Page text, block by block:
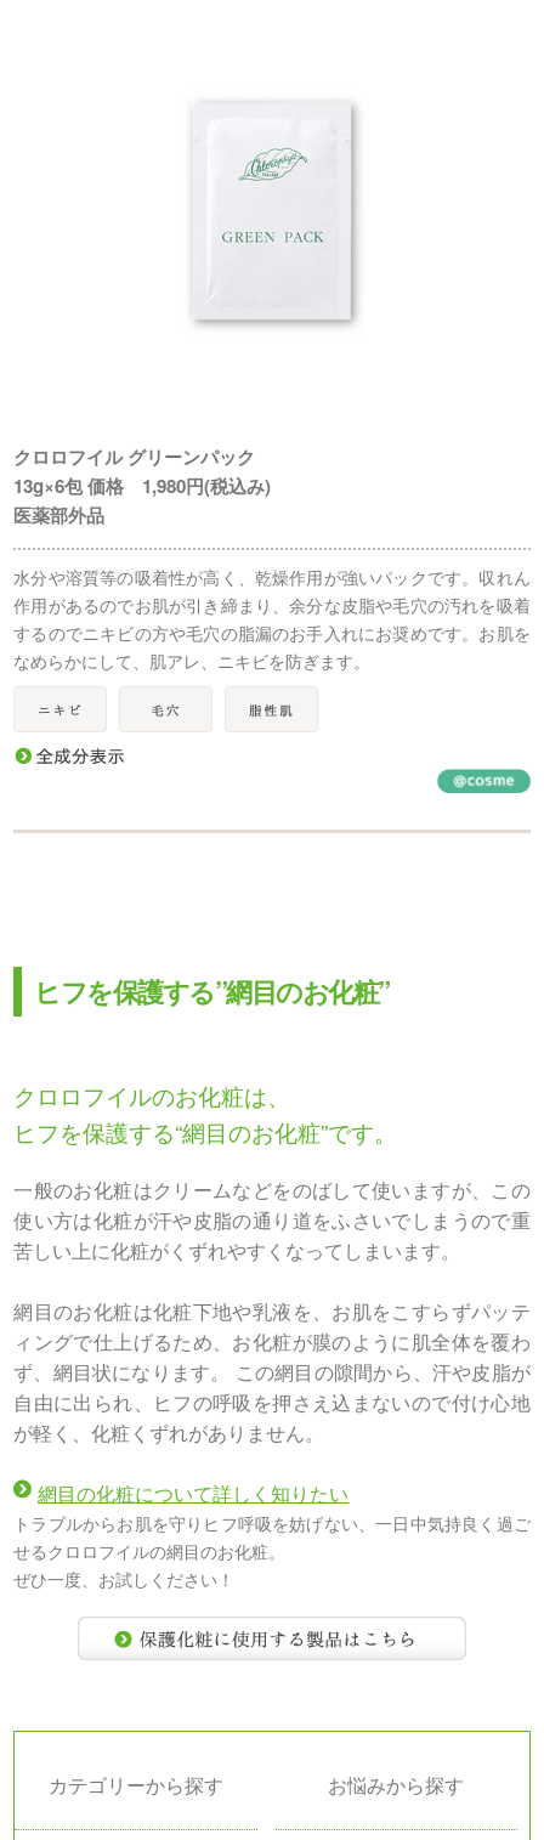
クロロフイル グリーンパック
13g×6包 価格 1,980円(税込み)
医薬部外品
水分や溶質等の吸着性が高く、乾燥作用が強いパックです。収れん
作用があるのでお肌が引き締まり、余分な皮脂や毛穴の汚れを吸着
するのでニキビの方や毛穴の脂漏のお手入れにお奨めです。お肌を
なめらかにして、肌アレ、ニキビを防ぎます。
ヒフを保護する”網目のお化粧”
クロロフイルのお化粧は、
ヒフを保護する“網目のお化粧”です。
一般のお化粧はクリームなどをのばして使いますが、この
使い方は化粧が汗や皮脂の通り道をふさいでしまうので重
苦しい上に化粧がくずれやすくなってしまいます。
網目のお化粧は化粧下地や乳液を、お肌をこすらずパッテ
ィングで仕上げるため、お化粧が膜のように肌全体を覆わ
ず、網目状になります。 この網目の隙間から、汗や皮脂が
自由に出られ、ヒフの呼吸を押さえ込まないので付け心地
が軽く、化粧くずれがありません。
網目の化粧について詳しく知りたい
トラブルからお肌を守りヒフ呼吸を妨げない、一日中気持良く過ご
せるクロロフイルの網目のお化粧。
ぜひ一度、お試しください！
カテゴリーから探す お悩みから探す